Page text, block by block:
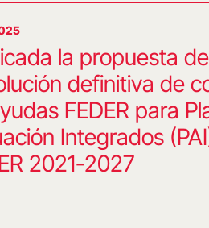
la propuesta de
definitiva de
FEDER para
Integrados
2021-2027